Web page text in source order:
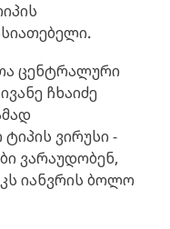
ცენტრალური
ჩხაიძე
ვირუსი -
ვარაუდობენ,
იანვრის ბოლო